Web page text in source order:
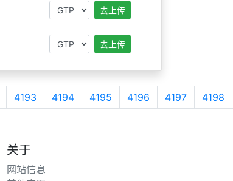
去上传
去上传
4193 4194 4195 4196 4197 4198
关于
网站信息